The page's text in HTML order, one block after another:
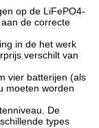
op de LiFePO4-
de correcte
in de het werk
verschilt van
vier batterijen (als
moeten worden
De
types